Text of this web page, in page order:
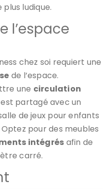
ludique.
l’espace
chez soi requiert une
de l’espace.
une circulation
partagé avec un
de jeux pour enfants
pour des meubles
intégrés afin de
carré.